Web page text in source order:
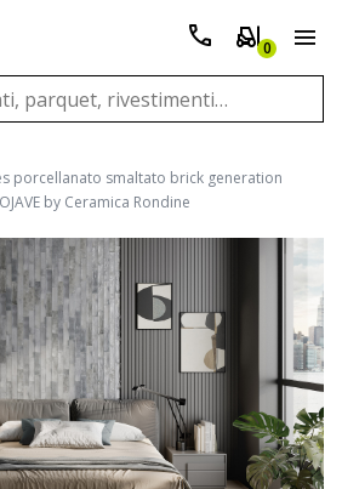
0
porcellanato smaltato brick generation
by Ceramica Rondine